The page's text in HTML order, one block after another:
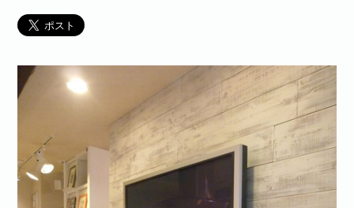
ブログ
会社案内
お問い合わせ·資料請求